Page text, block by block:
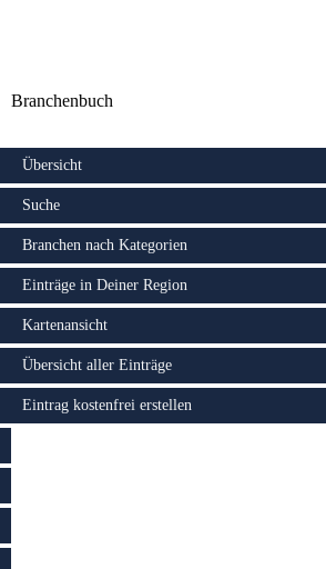
Branchenbuch
Übersicht
Suche
Branchen nach Kategorien
Einträge in Deiner Region
Kartenansicht
Übersicht aller Einträge
Eintrag kostenfrei erstellen